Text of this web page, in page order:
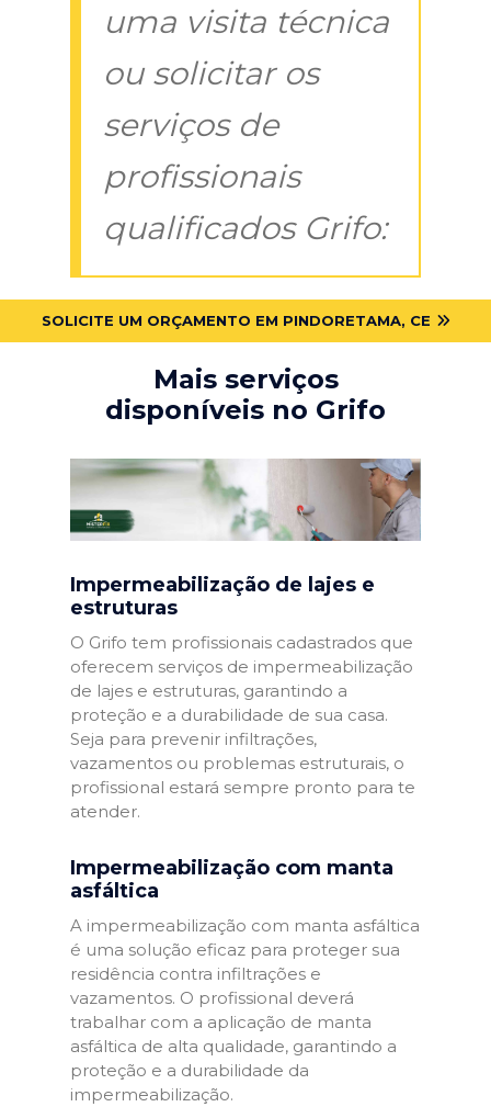
uma visita técnica
ou solicitar os
serviços de
profissionais
qualificados Grifo:
SOLICITE UM ORÇAMENTO EM PINDORETAMA, CE
Mais serviços
disponíveis no Grifo
Impermeabilização de lajes e
estruturas
O Grifo tem profissionais cadastrados que
oferecem serviços de impermeabilização
de lajes e estruturas, garantindo a
proteção e a durabilidade de sua casa.
Seja para prevenir infiltrações,
vazamentos ou problemas estruturais, o
profissional estará sempre pronto para te
atender.
Impermeabilização com manta
asfáltica
A impermeabilização com manta asfáltica
é uma solução eficaz para proteger sua
residência contra infiltrações e
vazamentos. O profissional deverá
trabalhar com a aplicação de manta
asfáltica de alta qualidade, garantindo a
proteção e a durabilidade da
impermeabilização.